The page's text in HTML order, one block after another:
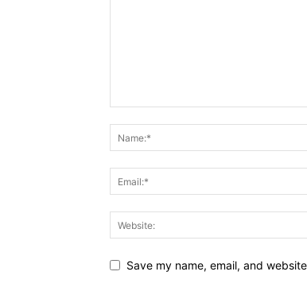
Save my name, email, and